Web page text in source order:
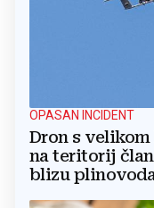
OPASAN INCIDENT
Dron s
na teritorij
blizu